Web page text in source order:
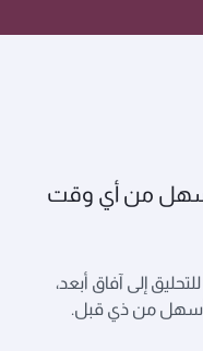
أسهل من أي وقت
إلى آفاق أبعد،
أسهل من ذي قبل.